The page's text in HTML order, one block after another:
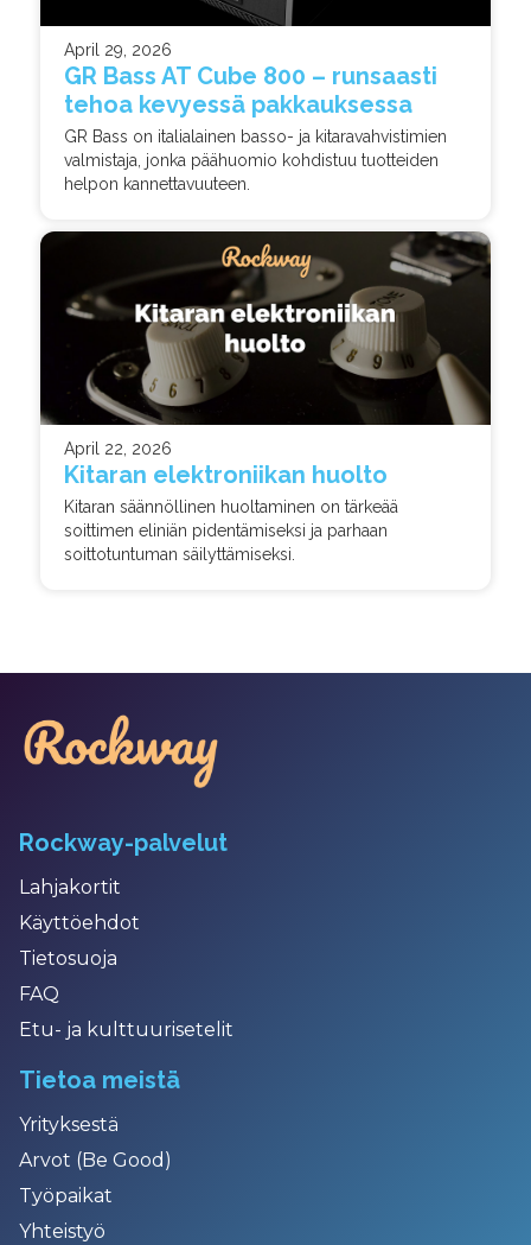
April 29, 2026
GR Bass AT Cube 800 – runsaasti
tehoa kevyessä pakkauksessa
GR Bass on italialainen basso- ja kitaravahvistimien
valmistaja, jonka päähuomio kohdistuu tuotteiden
helpon kannettavuuteen.
April 22, 2026
Kitaran elektroniikan huolto
Kitaran säännöllinen huoltaminen on tärkeää
soittimen eliniän pidentämiseksi ja parhaan
soittotuntuman säilyttämiseksi.
Rockway-palvelut
Lahjakortit
Käyttöehdot
Tietosuoja
FAQ
Etu- ja kulttuurisetelit
Tietoa meistä
Yrityksestä
Arvot (Be Good)
Työpaikat
Yhteistyö